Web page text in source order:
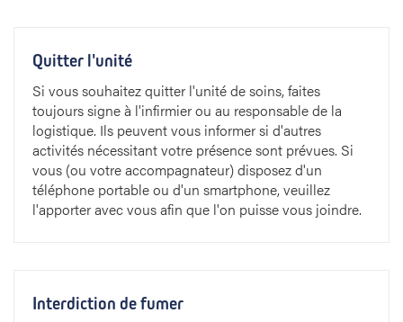
Quitter l'unité
Si vous souhaitez quitter l'unité de soins, faites
toujours signe à l'infirmier ou au responsable de la
logistique. Ils peuvent vous informer si d'autres
activités nécessitant votre présence sont prévues. Si
vous (ou votre accompagnateur) disposez d'un
téléphone portable ou d'un smartphone, veuillez
l'apporter avec vous afin que l'on puisse vous joindre.
Interdiction de fumer